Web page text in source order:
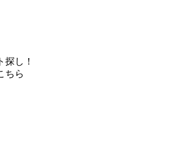
探し！
ちら